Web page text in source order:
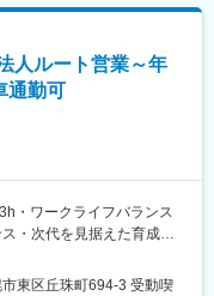
グループとほぼ同様の設
能となります。
業務を習得。まずは部品
トし、約1年をかけて業務
1名、バックオフィス1名
メンテナンス業務
先に合わせた保全計画の
様先に出向くのは月に1回
します。
人ルート営業～年
通勤可
・ワークライフバランス
・次代を見据えた育成枠
東区丘珠町694-3 受動喫